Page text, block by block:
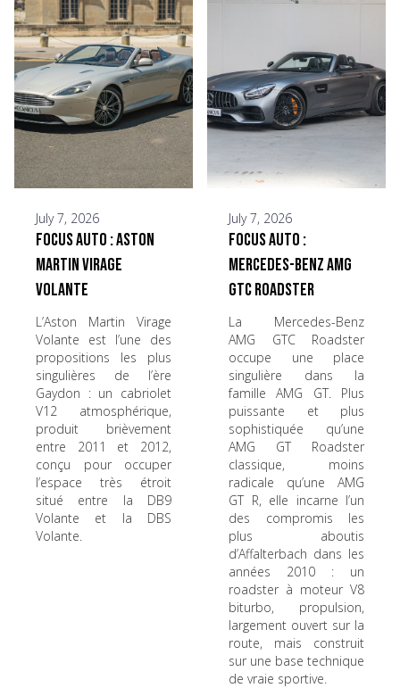
July 7, 2026
Focus Auto : Aston
Martin Virage
Volante
L’Aston Martin Virage
Volante est l’une des
propositions les plus
singulières de l’ère
Gaydon : un cabriolet
V12 atmosphérique,
produit brièvement
entre 2011 et 2012,
conçu pour occuper
l’espace très étroit
situé entre la DB9
Volante et la DBS
Volante.
July 7, 2026
Focus Auto :
Mercedes-Benz AMG
GTC Roadster
La Mercedes-Benz
AMG GTC Roadster
occupe une place
singulière dans la
famille AMG GT. Plus
puissante et plus
sophistiquée qu’une
AMG GT Roadster
classique, moins
radicale qu’une AMG
GT R, elle incarne l’un
des compromis les
plus aboutis
d’Affalterbach dans les
années 2010 : un
roadster à moteur V8
biturbo, propulsion,
largement ouvert sur la
route, mais construit
sur une base technique
de vraie sportive.